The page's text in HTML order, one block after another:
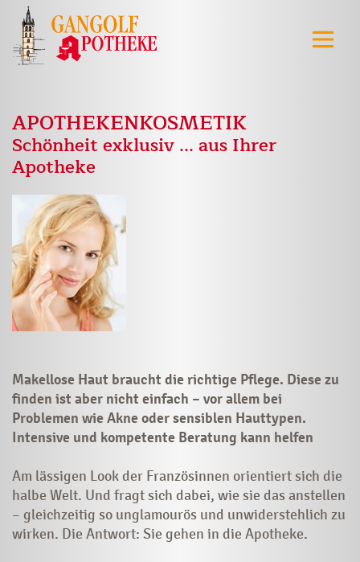
APOTHEKENKOSMETIK
Schönheit exklusiv ... aus Ihrer
Apotheke
Makellose Haut braucht die richtige Pflege. Diese zu
finden ist aber nicht einfach – vor allem bei
Problemen wie Akne oder sensiblen Hauttypen.
Intensive und kompetente Beratung kann helfen
Am lässigen Look der Französinnen orientiert sich die
halbe Welt. Und fragt sich dabei, wie sie das anstellen
– gleichzeitig so unglamourös und unwiderstehlich zu
wirken. Die Antwort: Sie gehen in die Apotheke.